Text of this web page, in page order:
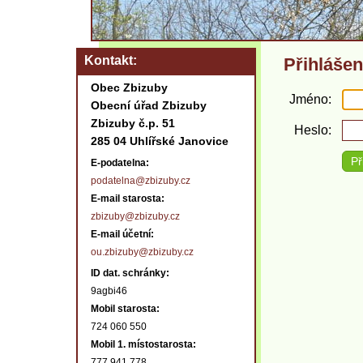
Jméno
Heslo
Kontakt
Obec Zbizuby
Obecní úřad Zbizuby
Zbizuby č.p. 51
285 04 Uhlířské Janovice
E-podatelna:
podatelna@zbizuby.cz
E-mail starosta:
zbizuby@zbizuby.cz
E-mail účetní:
ou.zbizuby@zbizuby.cz
ID dat. schránky:
9agbi46
Mobil starosta:
724 060 550
Mobil 1. místostarosta: